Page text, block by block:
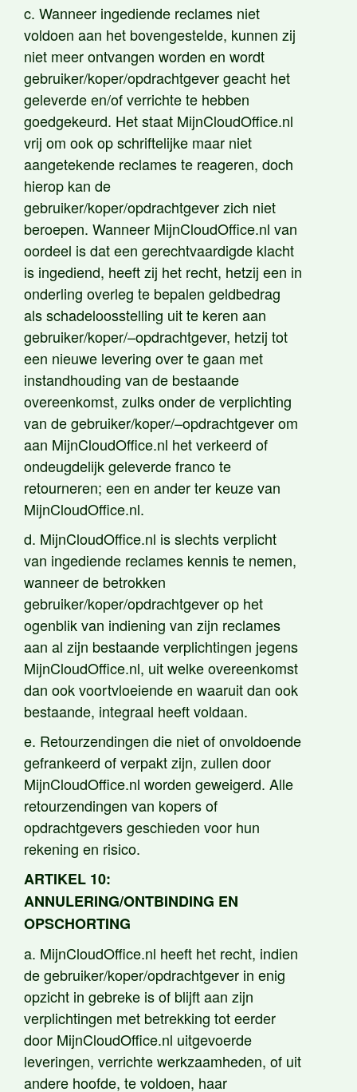
c. Wanneer ingediende reclames niet
voldoen aan het bovengestelde, kunnen zij
niet meer ontvangen worden en wordt
gebruiker/koper/opdrachtgever geacht het
geleverde en/of verrichte te hebben
goedgekeurd. Het staat MijnCloudOffice.nl
vrij om ook op schriftelijke maar niet
aangetekende reclames te reageren, doch
hierop kan de
gebruiker/koper/opdrachtgever zich niet
beroepen. Wanneer MijnCloudOffice.nl van
oordeel is dat een gerechtvaardigde klacht
is ingediend, heeft zij het recht, hetzij een in
onderling overleg te bepalen geldbedrag
als schadeloosstelling uit te keren aan
gebruiker/koper/–opdrachtgever, hetzij tot
een nieuwe levering over te gaan met
instandhouding van de bestaande
overeenkomst, zulks onder de verplichting
van de gebruiker/koper/–opdrachtgever om
aan MijnCloudOffice.nl het verkeerd of
ondeugdelijk geleverde franco te
retourneren; een en ander ter keuze van
MijnCloudOffice.nl.
d. MijnCloudOffice.nl is slechts verplicht
van ingediende reclames kennis te nemen,
wanneer de betrokken
gebruiker/koper/opdrachtgever op het
ogenblik van indiening van zijn reclames
aan al zijn bestaande verplichtingen jegens
MijnCloudOffice.nl, uit welke overeenkomst
dan ook voortvloeiende en waaruit dan ook
bestaande, integraal heeft voldaan.
e. Retourzendingen die niet of onvoldoende
gefrankeerd of verpakt zijn, zullen door
MijnCloudOffice.nl worden geweigerd. Alle
retourzendingen van kopers of
opdrachtgevers geschieden voor hun
rekening en risico.
ARTIKEL 10:
ANNULERING/ONTBINDING EN
OPSCHORTING
a. MijnCloudOffice.nl heeft het recht, indien
de gebruiker/koper/opdrachtgever in enig
opzicht in gebreke is of blijft aan zijn
verplichtingen met betrekking tot eerder
door MijnCloudOffice.nl uitgevoerde
leveringen, verrichte werkzaamheden, of uit
andere hoofde, te voldoen, haar